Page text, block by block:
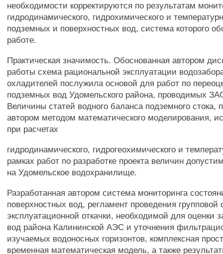
необходимости корректируются по результатам
гидродинамического, гидрохимического и
подземных и поверхностных вод, система которого
работе.
Практическая значимость. Обоснованная автором
работы схема рациональной эксплуатации
охладителей послужила основой для работ по
подземных вод Удомельского района, проводимых
Величины статей водного баланса подземного стока,
автором методом математического моделирования,
при расчетах
гидродинамического, гидрогеохимического и
рамках работ по разработке проекта величин
на Удомельское водохранилище.
Разработанная автором система мониторинга
поверхностных вод, регламент проведения групповой
эксплуатационной откачки, необходимой для оценки
вод района Калининской АЭС и уточнения
изучаемых водоносных горизонтов, комплексная
временная математическая модель, а также